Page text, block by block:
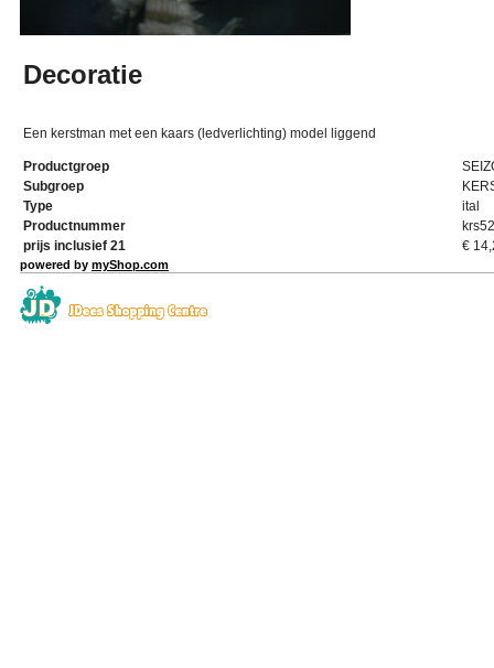
Decoratie
Een kerstman met een kaars (ledverlichting) model liggend
Productgroep
Subgroep
Type
ital
Productnummer
prijs inclusief 21
€
powered by myShop.com